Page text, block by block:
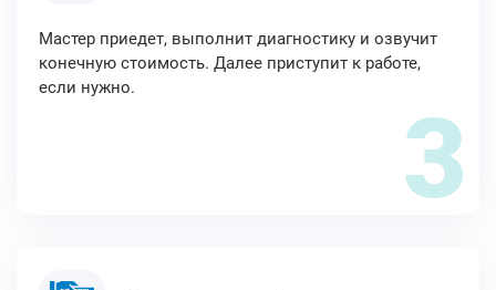
Мастер приедет, выполнит диагностику и озвучит
конечную стоимость. Далее приступит к работе,
если нужно.
3